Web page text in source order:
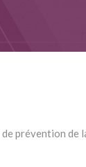
prévention